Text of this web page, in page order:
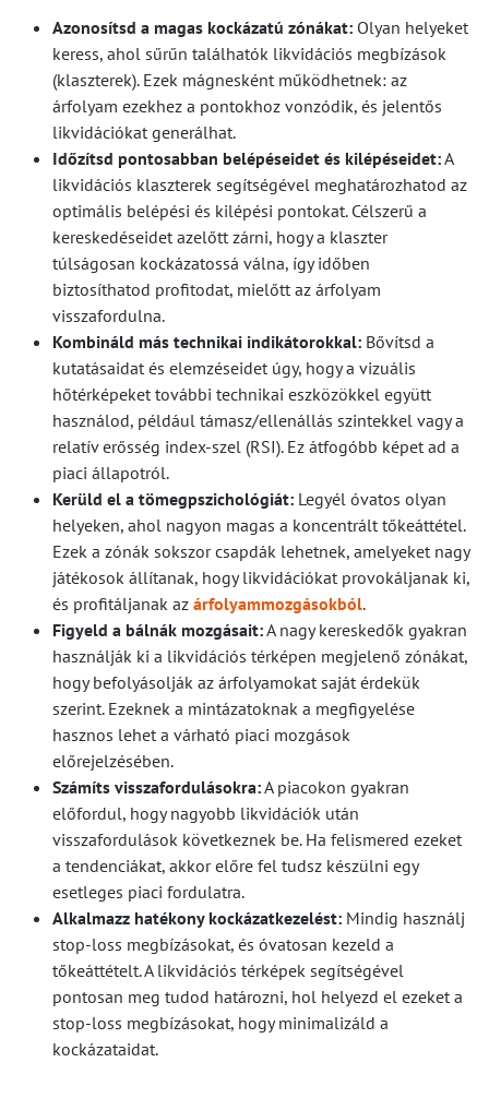
Azonosítsd a magas kockázatú zónákat: Olyan helyeket
keress, ahol sűrűn találhatók likvidációs megbízások
(klaszterek). Ezek mágnesként működhetnek: az
árfolyam ezekhez a pontokhoz vonzódik, és jelentős
likvidációkat generálhat.
Időzítsd pontosabban belépéseidet és kilépéseidet:A
likvidációs klaszterek segítségével meghatározhatod az
optimális belépési és kilépési pontokat. Célszerű a
kereskedéseidet azelőtt zárni, hogy a klaszter
túlságosan kockázatossá válna, így időben
biztosíthatod profitodat, mielőtt az árfolyam
visszafordulna.
Kombináld más technikai indikátorokkal: Bővítsd a
kutatásaidat és elemzéseidet úgy, hogy a vizuális
hőtérképeket további technikai eszközökkel együtt
használod, például támasz/ellenállás szintekkel vagy a
relatív erősség index-szel (RSI). Ez átfogóbb képet ad a
piaci állapotról.
Kerüld el a tömegpszichológiát: Legyél óvatos olyan
helyeken, ahol nagyon magas a koncentrált tőkeáttétel.
Ezek a zónák sokszor csapdák lehetnek, amelyeket nagy
játékosok állítanak, hogy likvidációkat provokáljanak ki,
és profitáljanak az árfolyammozgásokból.
Figyeld a bálnák mozgásait:A nagy kereskedők gyakran
használják ki a likvidációs térképen megjelenő zónákat,
hogy befolyásolják az árfolyamokat saját érdekük
szerint. Ezeknek a mintázatoknak a megfigyelése
hasznos lehet a várható piaci mozgások
előrejelzésében.
Számíts visszafordulásokra:A piacokon gyakran
előfordul, hogy nagyobb likvidációk után
visszafordulások következnek be. Ha felismered ezeket
a tendenciákat, akkor előre fel tudsz készülni egy
esetleges piaci fordulatra.
Alkalmazz hatékony kockázatkezelést: Mindig használj
stop-loss megbízásokat, és óvatosan kezeld a
tőkeáttételt. A likvidációs térképek segítségével
pontosan meg tudod határozni, hol helyezd el ezeket a
stop-loss megbízásokat, hogy minimalizáld a
kockázataidat.